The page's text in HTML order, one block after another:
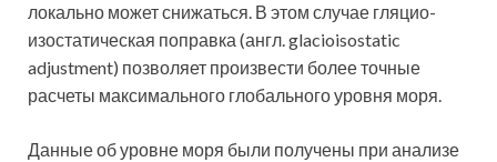
локально может снижаться. В этом случае гляцио-
изостатическая поправка (англ. glacioisostatic
adjustment) позволяет произвести более точные
расчеты максимального глобального уровня моря.
Данные об уровне моря были получены при анализе